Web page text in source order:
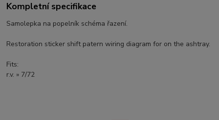
Kompletní specifikace
Samolepka na popelník schéma řazení.
Restoration sticker shift patern wiring diagram for on the ashtray.
Fits:
r.v. » 7/72